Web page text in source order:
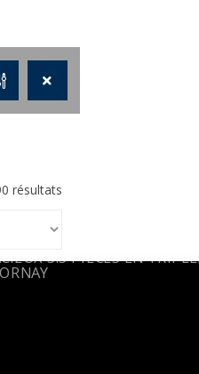
résultats